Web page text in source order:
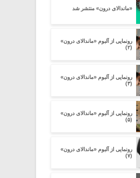
«ماندالای درون» منتشر شد
رونمایی از آلبوم «ماندالای درون»
(۲)
رونمایی از آلبوم «ماندالای درون»
(۳)
رونمایی از آلبوم «ماندالای درون»
(۵)
رونمایی از آلبوم «ماندالای درون»
(۷)